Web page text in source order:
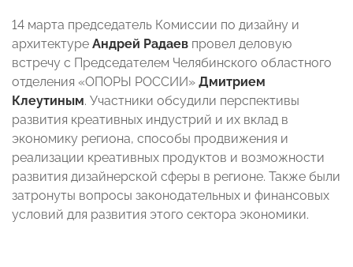
14 марта председатель Комиссии по дизайну и
архитектуре Андрей Радаев провел деловую
встречу с Председателем Челябинского областного
отделения «ОПОРЫ РОССИИ» Дмитрием
Клеутиным. Участники обсудили перспективы
развития креативных индустрий и их вклад в
экономику региона, способы продвижения и
реализации креативных продуктов и возможности
развития дизайнерской сферы в регионе. Также были
затронуты вопросы законодательных и финансовых
условий для развития этого сектора экономики.